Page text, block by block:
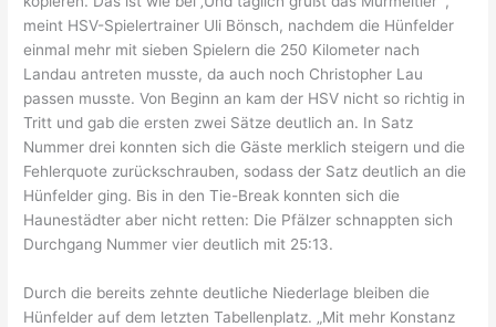
meint HSV-Spielertrainer Uli Bönsch, nachdem die Hünfelder
einmal mehr mit sieben Spielern die 250 Kilometer nach
Landau antreten musste, da auch noch Christopher Lau
passen musste. Von Beginn an kam der HSV nicht so richtig in
Tritt und gab die ersten zwei Sätze deutlich an. In Satz
Nummer drei konnten sich die Gäste merklich steigern und die
Fehlerquote zurückschrauben, sodass der Satz deutlich an die
Hünfelder ging. Bis in den Tie-Break konnten sich die
Haunestädter aber nicht retten: Die Pfälzer schnappten sich
Durchgang Nummer vier deutlich mit 25:13.
Durch die bereits zehnte deutliche Niederlage bleiben die
Hünfelder auf dem letzten Tabellenplatz. „Mit mehr Konstanz